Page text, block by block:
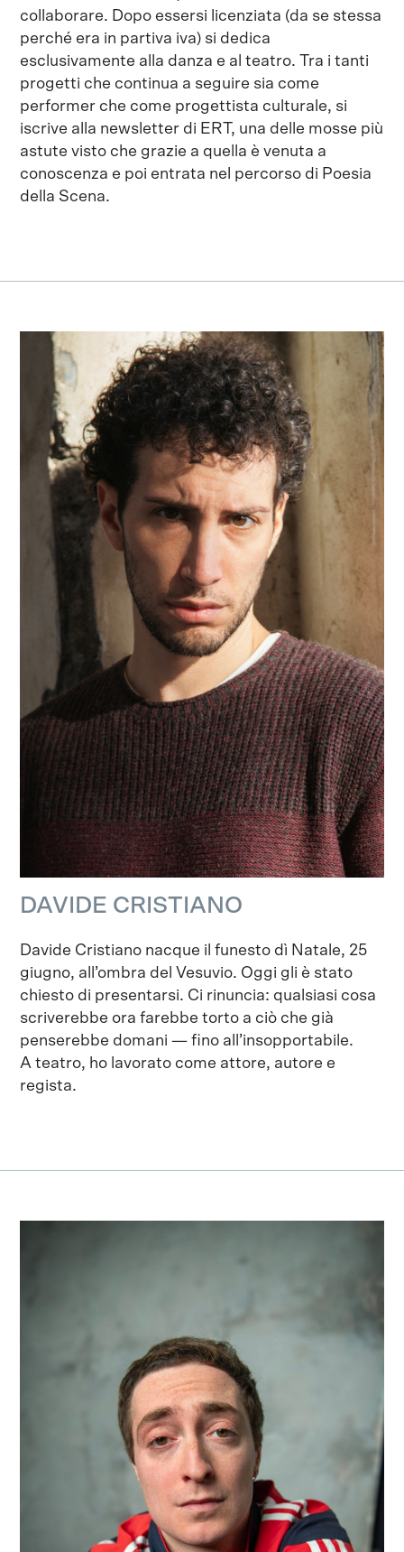
collaborare. Dopo essersi licenziata (da se stessa
perché era in partiva iva) si dedica
esclusivamente alla danza e al teatro. Tra i tanti
progetti che continua a seguire sia come
performer che come progettista culturale, si
iscrive alla newsletter di ERT, una delle mosse più
astute visto che grazie a quella è venuta a
conoscenza e poi entrata nel percorso di Poesia
della Scena.
DAVIDE CRISTIANO
Davide Cristiano nacque il funesto dì Natale, 25
giugno, all’ombra del Vesuvio. Oggi gli è stato
chiesto di presentarsi. Ci rinuncia: qualsiasi cosa
scriverebbe ora farebbe torto a ciò che già
penserebbe domani — fino all’insopportabile.
A teatro, ho lavorato come attore, autore e
regista.